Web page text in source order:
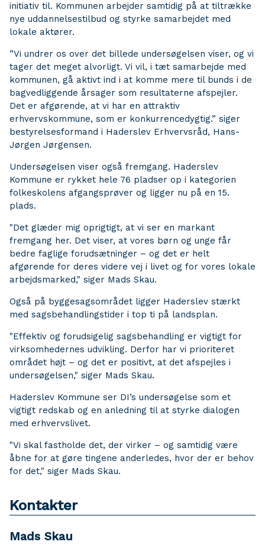
initiativ til. Kommunen arbejder samtidig på at tiltrække
nye uddannelsestilbud og styrke samarbejdet med
lokale aktører.
”Vi undrer os over det billede undersøgelsen viser, og vi
tager det meget alvorligt. Vi vil, i tæt samarbejde med
kommunen, gå aktivt ind i at komme mere til bunds i de
bagvedliggende årsager som resultaterne afspejler.
Det er afgørende, at vi har en attraktiv
erhvervskommune, som er konkurrencedygtig.” siger
bestyrelsesformand i Haderslev Erhvervsråd, Hans-
Jørgen Jørgensen.
Undersøgelsen viser også fremgang. Haderslev
Kommune er rykket hele 76 pladser op i kategorien
folkeskolens afgangsprøver og ligger nu på en 15.
plads.
"Det glæder mig oprigtigt, at vi ser en markant
fremgang her. Det viser, at vores børn og unge får
bedre faglige forudsætninger – og det er helt
afgørende for deres videre vej i livet og for vores lokale
arbejdsmarked," siger Mads Skau.
Også på byggesagsområdet ligger Haderslev stærkt
med sagsbehandlingstider i top ti på landsplan.
"Effektiv og forudsigelig sagsbehandling er vigtigt for
virksomhedernes udvikling. Derfor har vi prioriteret
området højt – og det er positivt, at det afspejles i
undersøgelsen," siger Mads Skau.
Haderslev Kommune ser DI’s undersøgelse som et
vigtigt redskab og en anledning til at styrke dialogen
med erhvervslivet.
"Vi skal fastholde det, der virker – og samtidig være
åbne for at gøre tingene anderledes, hvor der er behov
for det," siger Mads Skau.
Kontakter
Mads Skau